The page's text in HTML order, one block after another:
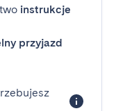
instrukcje
przyjazd